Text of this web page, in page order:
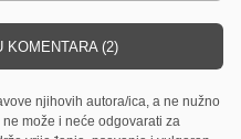
KOMENTARA (2)
njihovih autora/ica, a ne nužno
može i neće odgovarati za